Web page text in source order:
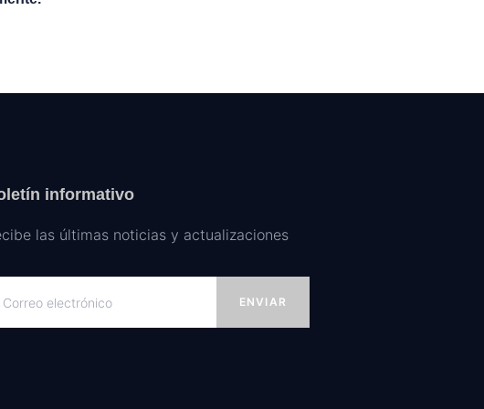
informativo
las últimas noticias y actualizaciones
ENVIAR